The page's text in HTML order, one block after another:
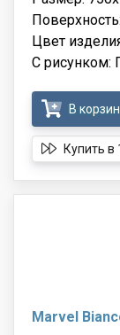
Цвет
С рисунком:
В
Купить в
Marvel